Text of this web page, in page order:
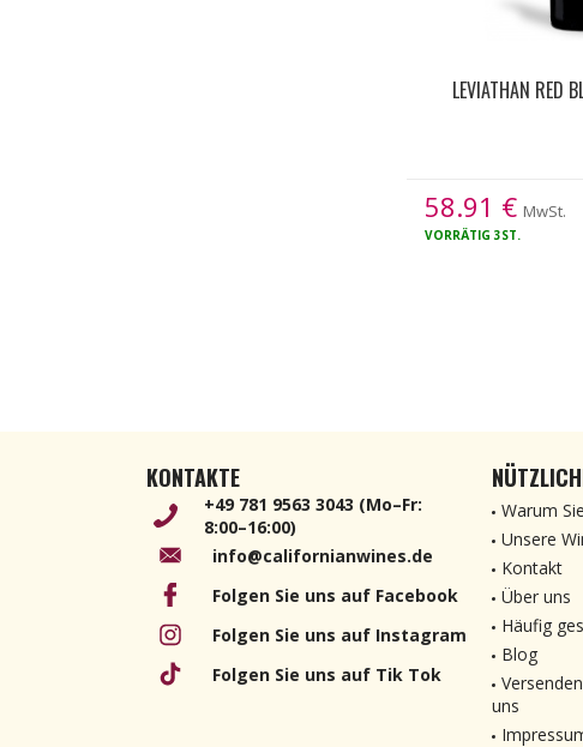
LEVIATHAN RED
58.91 € MwSt.
VORRÄTIG 3ST.
KONTAKTE
+49 781 9563 3043 (Mo–Fr:
8:00–16:00)
info@californianwines.de
Folgen Sie uns auf Facebook
Folgen Sie uns auf Instagram
Folgen Sie uns auf Tik Tok
Warum
Unsere
Kontakt
Über uns
Häufig
Blog
uns